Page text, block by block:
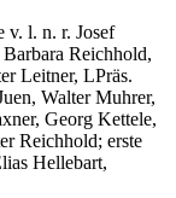
l. n. r. Josef
Reichhold,
Leitner, LPräs.
Walter Muhrer,
Georg Kettele,
Reichhold; erste
Hellebart,